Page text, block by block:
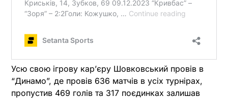
Усю свою ігрову кар’єру Шовковський провів в
“Динамо”, де провів 636 матчів в усіх турнірах,
пропустив 469 голів та 317 поєдинках залишав